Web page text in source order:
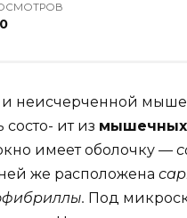
и неисчерченной
ит из мышечных
имеет оболочку —
же расположена
Под